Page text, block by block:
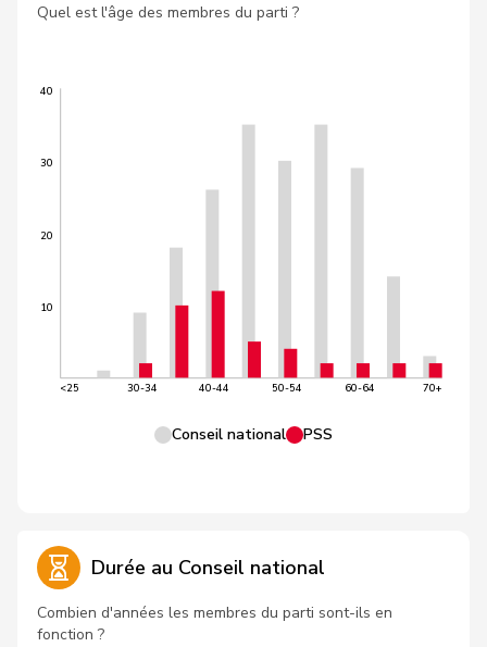
Quel est l'âge des membres du parti ?
10
20
30
40
<25 30-34 40-44 50-54 60-64 70+
Conseil national PSS
Durée au Conseil national
Combien d'années les membres du parti sont-ils en
fonction ?